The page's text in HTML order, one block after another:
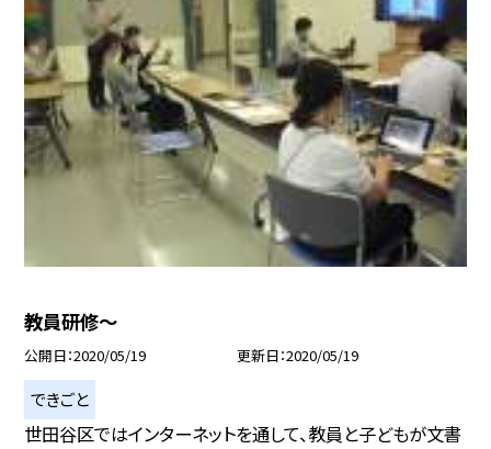
教員研修〜
公開日 2020/05/19 更新日 2020/05/19
できごと
世田谷区ではインターネットを通して、教員と子どもが文書